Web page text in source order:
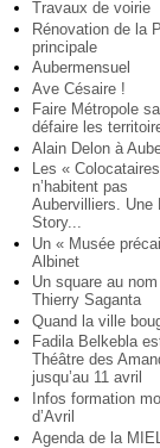
Travaux de voirie
Rénovation de la
principale
Aubermensuel
Ave Césaire !
Faire Métropole
défaire les
Alain Delon à
Les «
n’habitent pas
Aubervilliers. Une
Story...
Un « Musée
Albinet
Un square au
Thierry Saganta
Quand la ville
Fadila Belkebla
Théâtre des
jusqu’au 11 avril
Infos formation
d’Avril
Agenda de la MIEL